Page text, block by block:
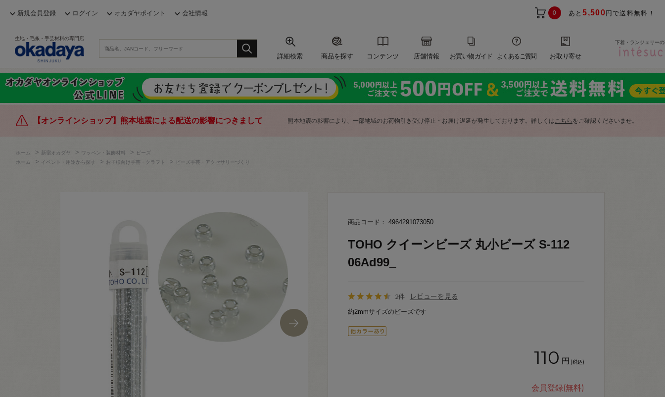
新規会員登録 ログイン オカダヤポイント 会社情報 0 あと5,500 円で送料無料！
生地・毛糸・手芸材料の専門店
詳細検索 商品を探す コンテンツ 店舗情報 お買い物ガイド よくあるご質問 お取り寄せ
下着・ランジェリー
【オンラインショップ】熊本地震による配送の影響につきまして 熊本地震の影響により、一部地域のお荷物引き受け停止・お届け遅延が発生しております。詳しくはこちら をご確認くださいませ。
ホーム > 新宿オカダヤ > ワッペン・装飾材料 >
ビーズ
ホーム
> イベント・用途から探す > お子様向け手芸・クラフト > ビーズ手芸・アクセサリーづくり
商品コード： 4964291073050
TOHO クイーンビーズ 丸小ビーズ S-112
06Ad99_
2件 レビューを見る
約2mmサイズのビーズです
110 円 (税込)
会員登録(無料)